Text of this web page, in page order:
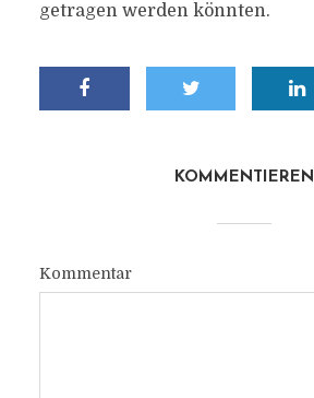
getragen werden könnten.
KOMMENTIEREN
Kommentar